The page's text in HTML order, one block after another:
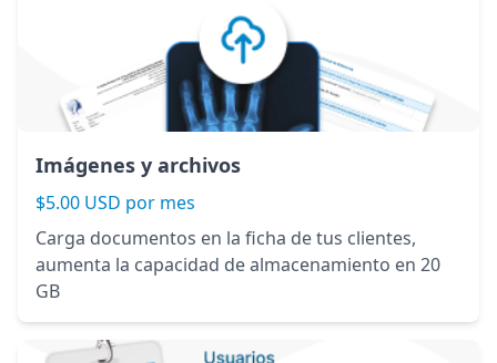
Imágenes y archivos
$5.00 USD por mes
Carga documentos en la ficha de tus clientes,
aumenta la capacidad de almacenamiento en 20
GB